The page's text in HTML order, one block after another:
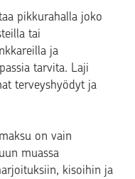
pikkurahalla joko
tai
ja
tarvita. Laji
terveyshyödyt ja
on vain
muassa
kisoihin ja